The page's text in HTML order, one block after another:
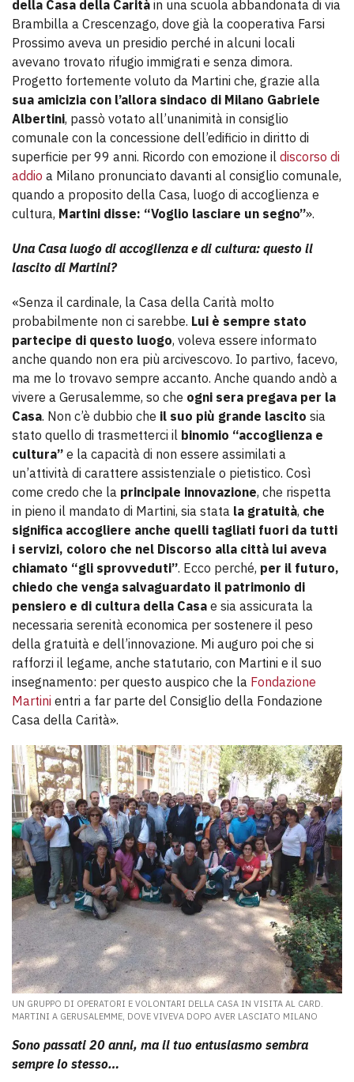
della Casa della Carità in una scuola abbandonata di via
Brambilla a Crescenzago, dove già la cooperativa Farsi
Prossimo aveva un presidio perché in alcuni locali
avevano trovato rifugio immigrati e senza dimora.
Progetto fortemente voluto da Martini che, grazie alla
sua amicizia con l’allora sindaco di Milano Gabriele
Albertini, passò votato all’unanimità in consiglio
comunale con la concessione dell’edificio in diritto di
superficie per 99 anni. Ricordo con emozione il discorso di
addio a Milano pronunciato davanti al consiglio comunale,
quando a proposito della Casa, luogo di accoglienza e
cultura, Martini disse: “Voglio lasciare un segno”».
Una Casa luogo di accoglienza e di cultura: questo il
lascito di Martini?
«Senza il cardinale, la Casa della Carità molto
probabilmente non ci sarebbe. Lui è sempre stato
partecipe di questo luogo, voleva essere informato
anche quando non era più arcivescovo. Io partivo, facevo,
ma me lo trovavo sempre accanto. Anche quando andò a
vivere a Gerusalemme, so che ogni sera pregava per la
Casa. Non c’è dubbio che il suo più grande lascito sia
stato quello di trasmetterci il binomio “accoglienza e
cultura” e la capacità di non essere assimilati a
un’attività di carattere assistenziale o pietistico. Così
come credo che la principale innovazione, che rispetta
in pieno il mandato di Martini, sia stata la gratuità, che
significa accogliere anche quelli tagliati fuori da tutti
i servizi, coloro che nel Discorso alla città lui aveva
chiamato “gli sprovveduti”. Ecco perché, per il futuro,
chiedo che venga salvaguardato il patrimonio di
pensiero e di cultura della Casa e sia assicurata la
necessaria serenità economica per sostenere il peso
della gratuità e dell’innovazione. Mi auguro poi che si
rafforzi il legame, anche statutario, con Martini e il suo
insegnamento: per questo auspico che la Fondazione
Martini entri a far parte del Consiglio della Fondazione
Casa della Carità».
UN GRUPPO DI OPERATORI E VOLONTARI DELLA CASA IN VISITA AL CARD.
MARTINI A GERUSALEMME, DOVE VIVEVA DOPO AVER LASCIATO MILANO
Sono passati 20 anni, ma il tuo entusiasmo sembra
sempre lo stesso…